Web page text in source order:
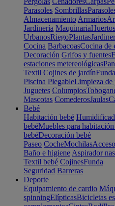
Parasoles Sombrillas
Almacenamiento Armarios
Jardinería MaquinariaHuertos
UrbanosRiegoPlantas
Cocina BarbacoasCocina de
Decoración Grifos y fuentes
estaciones metereológicas
Textil Cojines de jardín
Piscina PlegableLimpieza de
Juguetes Columpios
Mascotas ComederosJaulas
Bebé
Habitación bebé
bebéMuebles para
bebéDecoración bebé
Paseo CocheMochilas
Baño e higiene Aspirador
Textil bebé CojinesFunda
Seguridad Barreras
Deporte
Equipamiento de cardio
spinningElípticasBicicletas